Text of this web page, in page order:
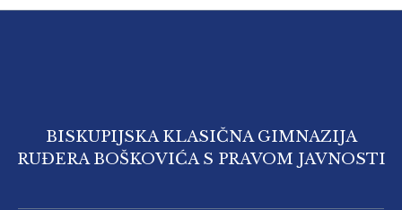
BISKUPIJSKA KLASIČNA GIMNAZIJA
RUĐERA BOŠKOVIĆA S PRAVOM JAVNOSTI